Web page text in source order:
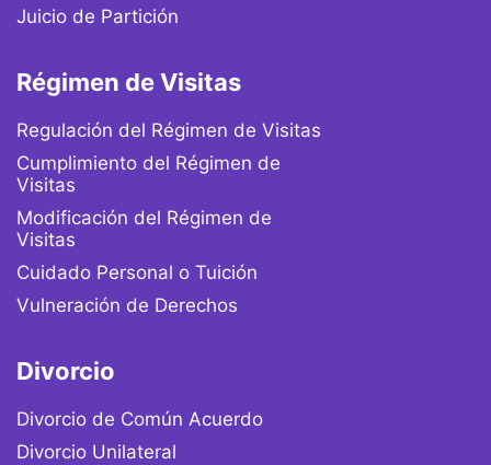
Juicio de Partición
Régimen de Visitas
Regulación del Régimen de Visitas
Cumplimiento del Régimen de
Visitas
Modificación del Régimen de
Visitas
Cuidado Personal o Tuición
Vulneración de Derechos
Divorcio
Divorcio de Común Acuerdo
Divorcio Unilateral